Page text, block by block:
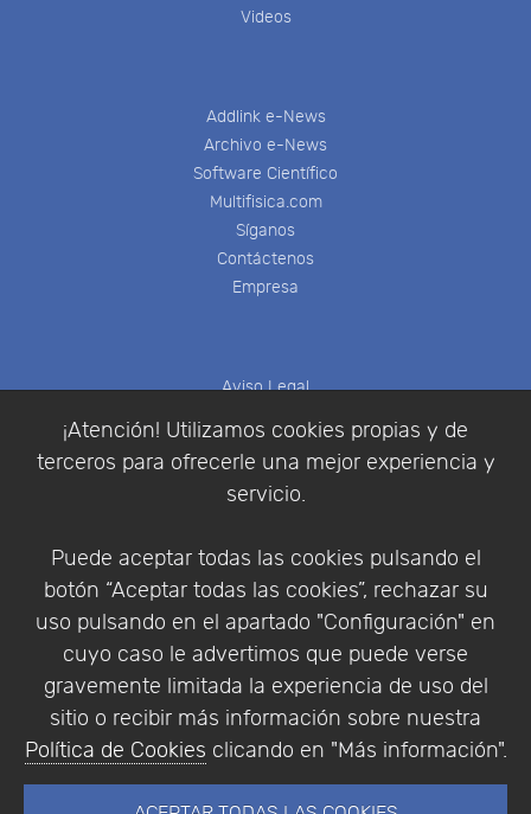
¡Atención! Utilizamos cookies propias y de
terceros para ofrecerle una mejor experiencia y
servicio.
Puede aceptar todas las cookies pulsando el
botón “Aceptar todas las cookies”, rechazar su
uso pulsando en el apartado "Configuración" en
cuyo caso le advertimos que puede verse
gravemente limitada la experiencia de uso del
sitio o recibir más información sobre nuestra
Política de Cookies clicando en "Más información".
Videos
Addlink e-News
Archivo e-News
Software Científico
Multifisica.com
Síganos
Contáctenos
Empresa
Aviso Legal
Política de Privacidad
Condiciones de compra
Identificarse
Empresa|Aviso Legal| Política de Privacidad |
Política de Cookies
© Copyright 1994 - 2026. Addlink Software
Científico, S.L.